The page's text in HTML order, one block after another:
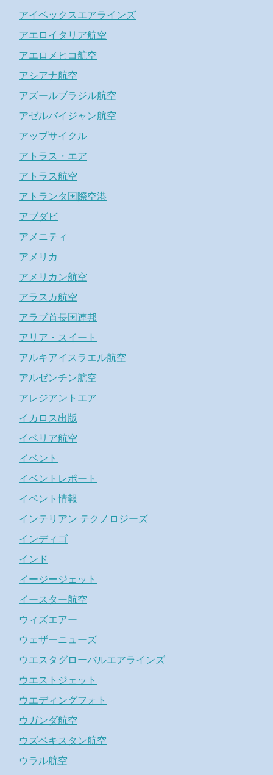
アイベックスエアラインズ
アエロイタリア航空
アエロメヒコ航空
アシアナ航空
アズールブラジル航空
アゼルバイジャン航空
アップサイクル
アトラス・エア
アトラス航空
アトランタ国際空港
アブダビ
アメニティ
アメリカ
アメリカン航空
アラスカ航空
アラブ首長国連邦
アリア・スイート
アルキアイスラエル航空
アルゼンチン航空
アレジアントエア
イカロス出版
イベリア航空
イベント
イベントレポート
イベント情報
インテリアン テクノロジーズ
インディゴ
インド
イージージェット
イースター航空
ウィズエアー
ウェザーニューズ
ウエスタグローバルエアラインズ
ウエストジェット
ウエディングフォト
ウガンダ航空
ウズベキスタン航空
ウラル航空